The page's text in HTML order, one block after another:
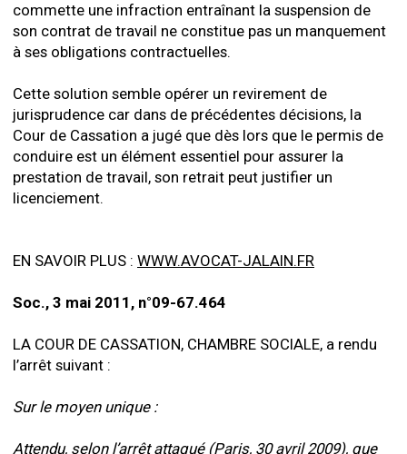
commette une infraction entraînant la suspension de
son contrat de travail ne constitue pas un manquement
à ses obligations contractuelles.
Cette solution semble opérer un revirement de
jurisprudence car dans de précédentes décisions, la
Cour de Cassation a jugé que dès lors que le permis de
conduire est un élément essentiel pour assurer la
prestation de travail, son retrait peut justifier un
licenciement.
EN SAVOIR PLUS : WWW.AVOCAT-JALAIN.FR
Soc., 3 mai 2011, n°09-67.464
LA COUR DE CASSATION, CHAMBRE SOCIALE, a rendu
l’arrêt suivant :
Sur le moyen unique :
Attendu, selon l’arrêt attaqué (Paris, 30 avril 2009), que